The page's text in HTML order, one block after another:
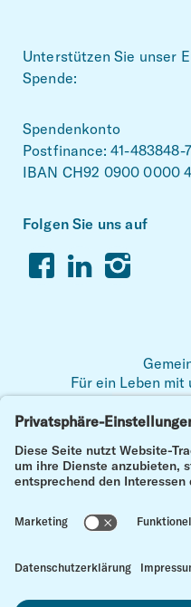
Unterstützen Sie unser
Spende:
Spendenkonto
Postfinance: 41-483848-7
IBAN CH92 0900 0000
Folgen Sie uns auf
FacebookLinkedinInstagram
Für ein Leben mit